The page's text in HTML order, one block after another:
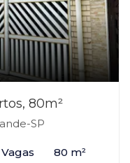
80m²
SP
80 m²